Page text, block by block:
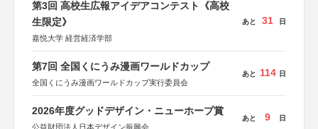
第3回 高校生広報アイデアコンテスト《高校
生限定》
嘉悦大学 経営経済学部
あと 31 日
第7回 全国くにうみ漫画ワールドカップ
全国くにうみ漫画ワールドカップ実行委員会
あと 114 日
2026年度グッドデザイン・ニューホープ賞
公益財団法人日本デザイン振興会
あと 9 日